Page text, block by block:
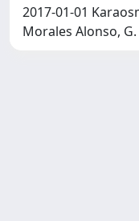
2017-01-01
Morales Alonso, G.